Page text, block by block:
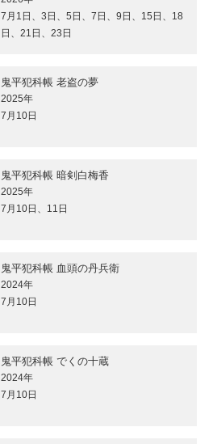
7月1日、3日、5日、7日、9日、15日、18
日、21日、23日
鬼平犯科帳 老盗の夢
2025年
7月10日
鬼平犯科帳 暗剣白梅香
2025年
7月10日、11日
鬼平犯科帳 血頭の丹兵衛
2024年
7月10日
鬼平犯科帳 でくの十蔵
2024年
7月10日